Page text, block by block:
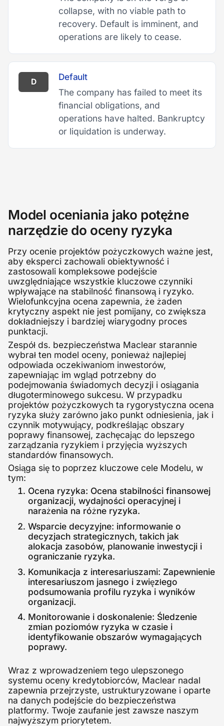
collapse, with no viable path to
recovery. Default is imminent, and
operations are likely to cease.
D
Default
The company has failed to meet its
financial obligations, and
operations have halted. Bankruptcy
or liquidation is underway.
Model oceniania jako potężne
narzędzie do oceny ryzyka
Przy ocenie projektów pożyczkowych ważne jest,
aby eksperci zachowali obiektywność i
zastosowali kompleksowe podejście
uwzględniające wszystkie kluczowe czynniki
wpływające na stabilność finansową i ryzyko.
Wielofunkcyjna ocena zapewnia, że żaden
krytyczny aspekt nie jest pomijany, co zwiększa
dokładniejszy i bardziej wiarygodny proces
punktacji.
Zespół ds. bezpieczeństwa Maclear starannie
wybrał ten model oceny, ponieważ najlepiej
odpowiada oczekiwaniom inwestorów,
zapewniając im wgląd potrzebny do
podejmowania świadomych decyzji i osiągania
długoterminowego sukcesu. W przypadku
projektów pożyczkowych ta rygorystyczna ocena
ryzyka służy zarówno jako punkt odniesienia, jak i
czynnik motywujący, podkreślając obszary
poprawy finansowej, zachęcając do lepszego
zarządzania ryzykiem i przyjęcia wyższych
standardów finansowych.
Osiąga się to poprzez kluczowe cele Modelu, w
tym:
Ocena ryzyka: Ocena stabilności finansowej
organizacji, wydajności operacyjnej i
narażenia na różne ryzyka.
Wsparcie decyzyjne: informowanie o
decyzjach strategicznych, takich jak
alokacja zasobów, planowanie inwestycji i
ograniczanie ryzyka.
Komunikacja z interesariuszami: Zapewnienie
interesariuszom jasnego i zwięzłego
podsumowania profilu ryzyka i wyników
organizacji.
Monitorowanie i doskonalenie: Śledzenie
zmian poziomów ryzyka w czasie i
identyfikowanie obszarów wymagających
poprawy.
Wraz z wprowadzeniem tego ulepszonego
systemu oceny kredytobiorców, Maclear nadal
zapewnia przejrzyste, ustrukturyzowane i oparte
na danych podejście do bezpieczeństwa
platformy. Twoje zaufanie jest zawsze naszym
najwyższym priorytetem.